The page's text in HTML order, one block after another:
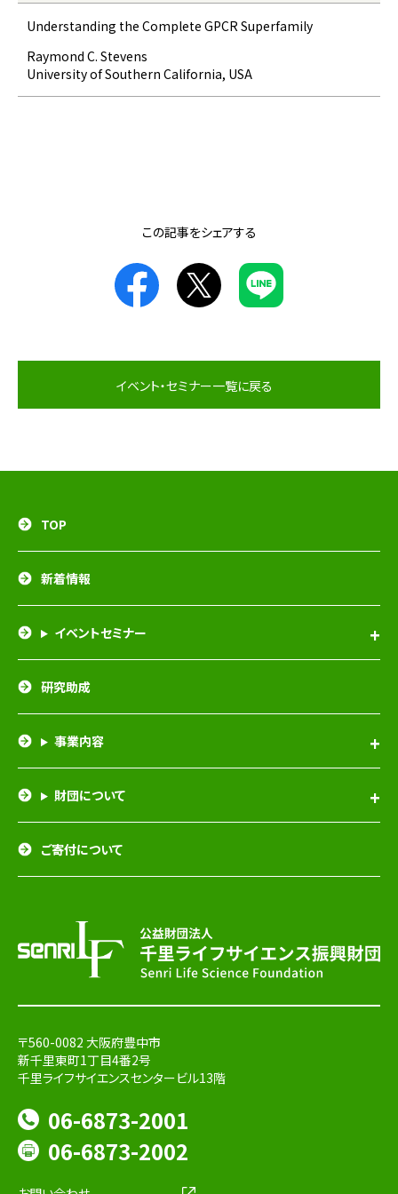
Understanding the Complete GPCR Superfamily
Raymond C. Stevens
University of Southern California, USA
この記事をシェアする
イベント・セミナー一覧に戻る
TOP
新着情報
イベントセミナー
研究助成
事業内容
財団について
ご寄付について
〒560-0082 大阪府豊中市
新千里東町1丁目4番2号
千里ライフサイエンスセンタービル13階
06-6873-2001
06-6873-2002